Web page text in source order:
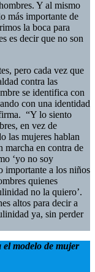
Y al mismo
más importante de
la boca para
es decir que no son
pero cada vez que
contra las
se identifica con
con una identidad
“Y lo siento
en vez de
las mujeres hablan
marcha en contra de
‘yo no soy
importante a los niños
quienes
no la quiero’.
altos para decir a
ya, sin perder
modelo de mujer